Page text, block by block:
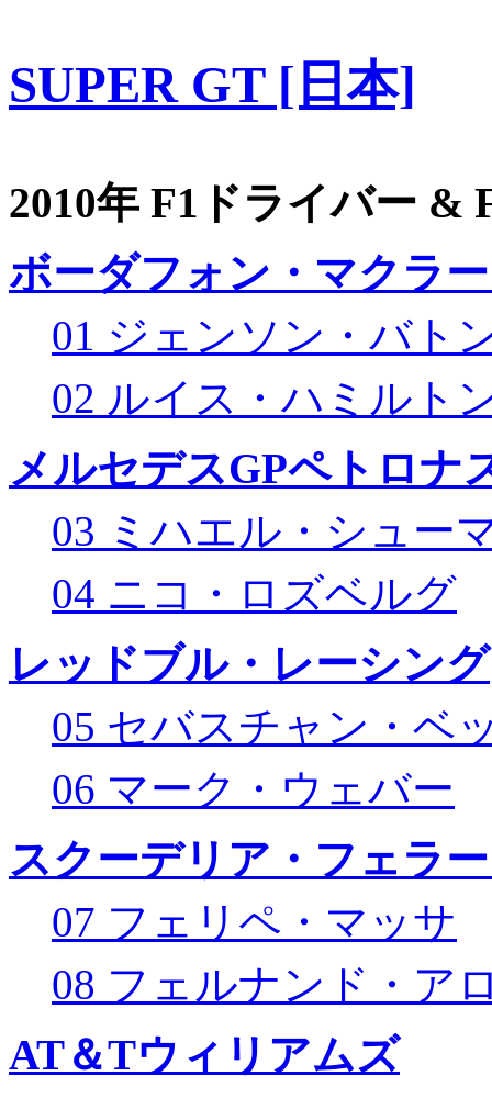
SUPER GT [日本]
2010年 F1ドライバー &
ボーダフォン・マクラ
01 ジェンソン・バト
02 ルイス・ハミルト
メルセデスGPペトロナ
03 ミハエル・シュー
04 ニコ・ロズベルグ
レッドブル・レーシング
05 セバスチャン・ベ
06 マーク・ウェバー
スクーデリア・フェラ
07 フェリペ・マッサ
08 フェルナンド・ア
AT＆Tウィリアムズ